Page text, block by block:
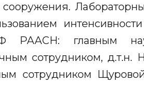
РААСН: главным
сотрудником, д.т.н.
сотрудником